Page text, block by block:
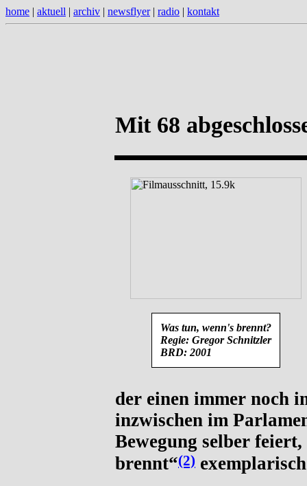
home | aktuell | archiv | newsflyer| radio | kontakt
Mit 68
Was tun, wenn's brennt?
Regie: Gregor Schnitzler
BRD: 2001
der einen immer noch
inzwischen im
Bewegung selber
brennt“(2)